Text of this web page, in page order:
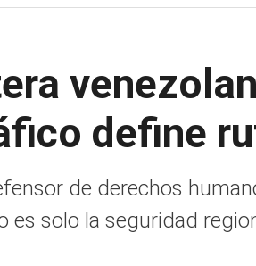
define
de derechos
es solo la seguridad